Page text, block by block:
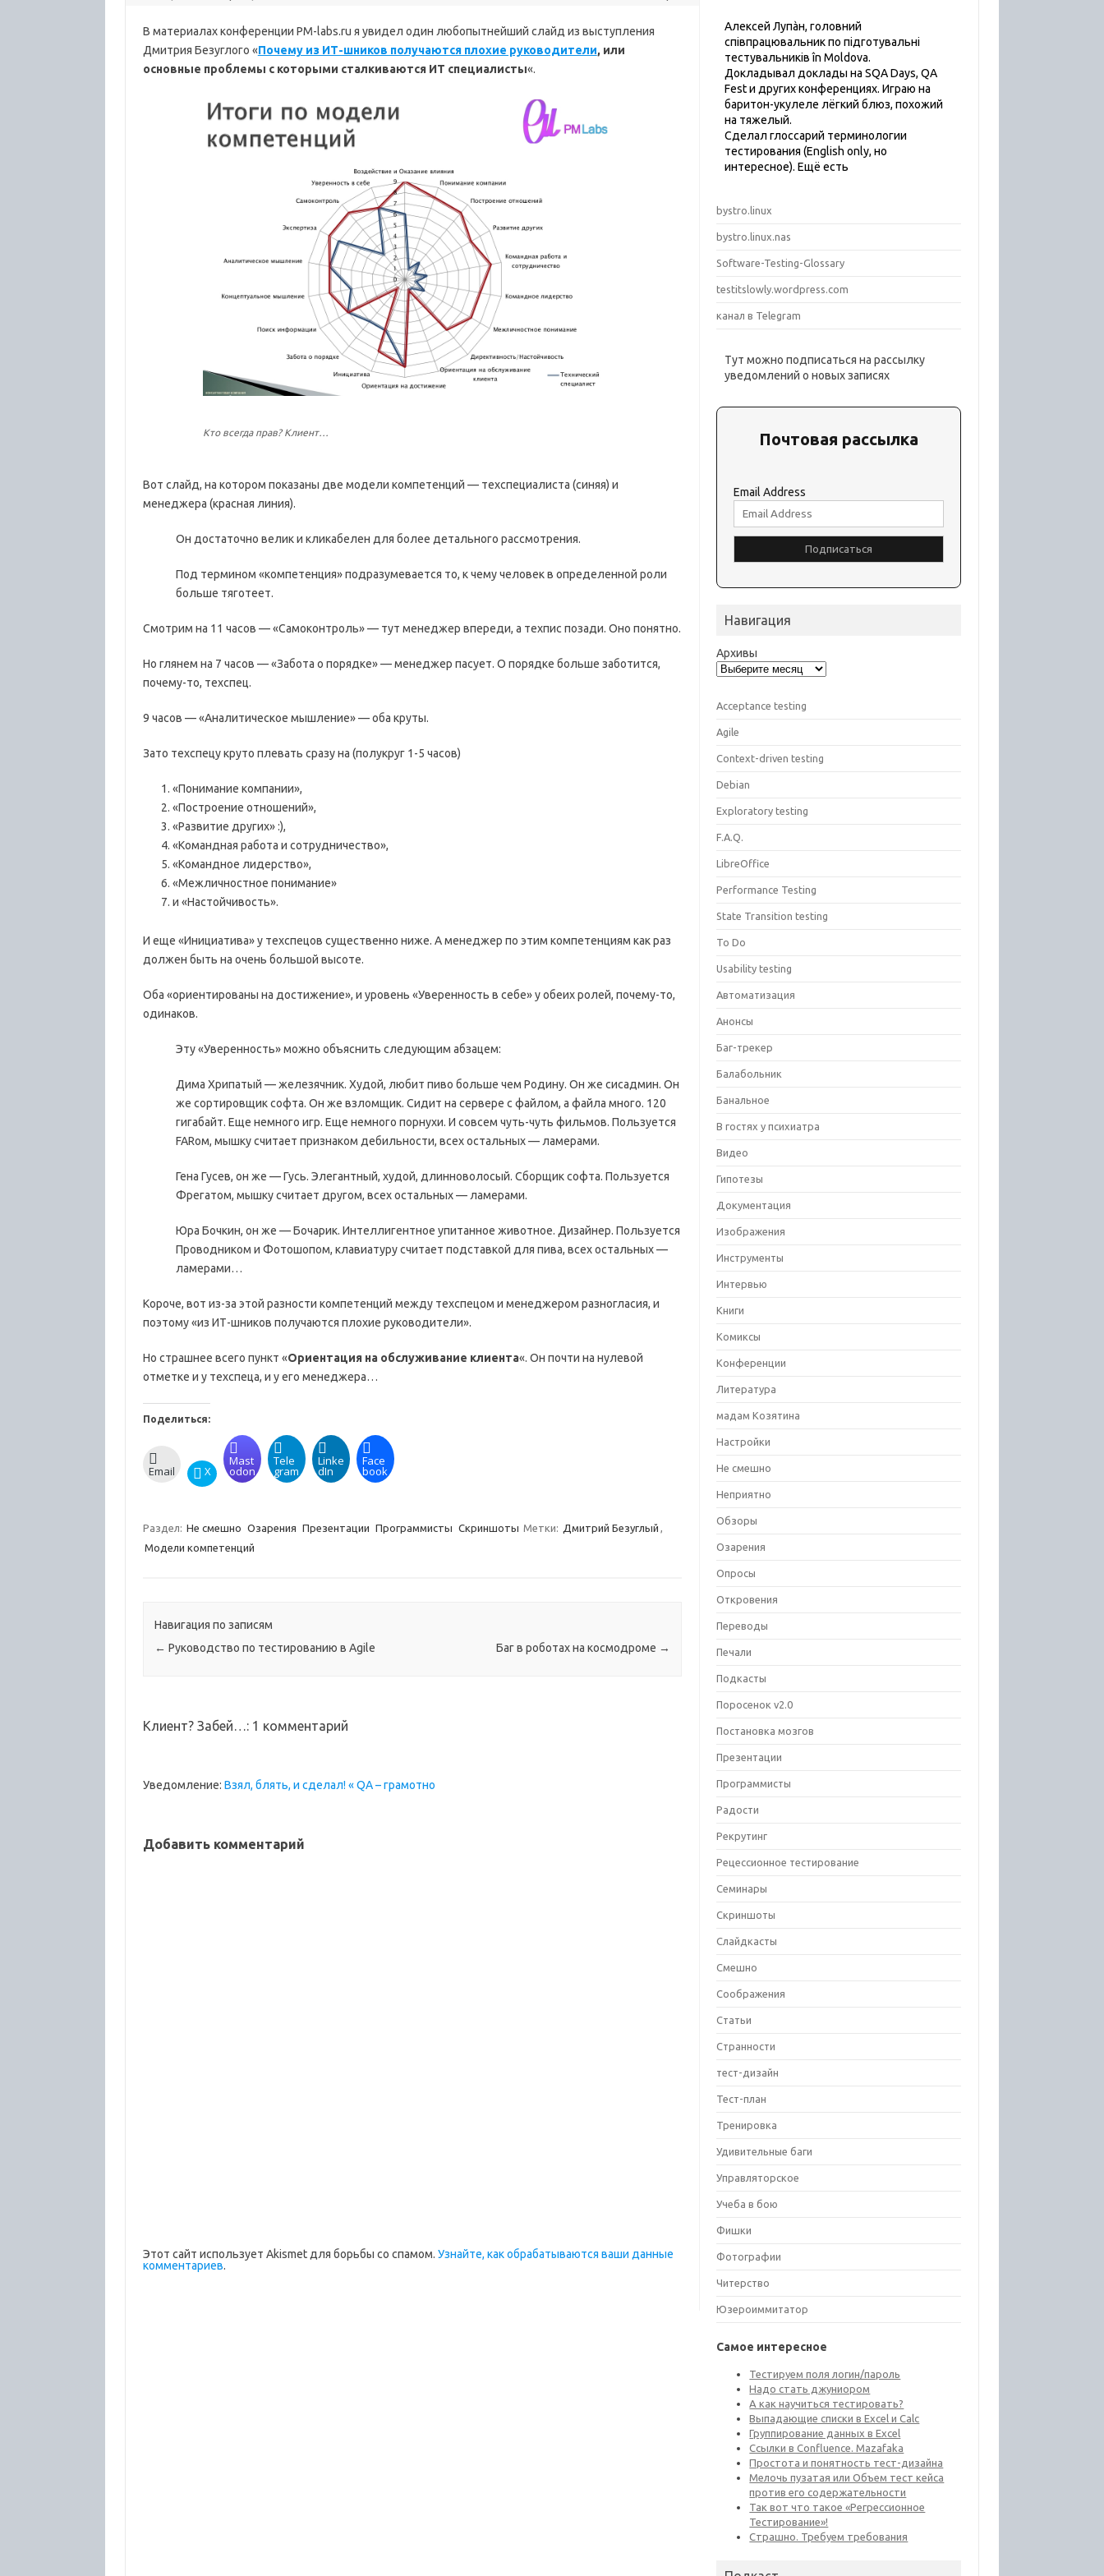
В материалах конференции PM-labs.ru я увидел один любопытнейший слайд из выступления
Дмитрия Безуглого «Почему из ИТ-шников получаются плохие руководители, или
основные проблемы с которыми сталкиваются ИТ специалисты«.
Кто всегда прав? Клиент…
Вот слайд, на котором показаны две модели компетенций — техспециалиста (синяя) и
менеджера (красная линия).
Он достаточно велик и кликабелен для более детального рассмотрения.
Под термином «компетенция» подразумевается то, к чему человек в определенной роли
больше тяготеет.
Смотрим на 11 часов — «Самоконтроль» — тут менеджер впереди, а техпис позади. Оно понятно.
Но глянем на 7 часов — «Забота о порядке» — менеджер пасует. О порядке больше заботится,
почему-то, техспец.
9 часов — «Аналитическое мышление» — оба круты.
Зато техспецу круто плевать сразу на (полукруг 1-5 часов)
«Понимание компании»,
«Построение отношений»,
«Развитие других» :),
«Командная работа и сотрудничество»,
«Командное лидерство»,
«Межличностное понимание»
и «Настойчивость».
И еще «Инициатива» у техспецов существенно ниже. А менеджер по этим компетенциям как раз
должен быть на очень большой высоте.
Оба «ориентированы на достижение», и уровень «Уверенность в себе» у обеих ролей, почему-то,
одинаков.
Эту «Уверенность» можно объяснить следующим абзацем:
Дима Хрипатый — железячник. Худой, любит пиво больше чем Родину. Он же сисадмин. Он
же сортировщик софта. Он же взломщик. Сидит на сервере с файлом, а файла много. 120
гигабайт. Еще немного игр. Еще немного порнухи. И совсем чуть-чуть фильмов. Пользуется
FARом, мышку считает признаком дебильности, всех остальных — ламерами.
Гена Гусев, он же — Гусь. Элегантный, худой, длинноволосый. Сборщик софта. Пользуется
Фрегатом, мышку считает другом, всех остальных — ламерами.
Юра Бочкин, он же — Бочарик. Интеллигентное упитанное животное. Дизайнер. Пользуется
Проводником и Фотошопом, клавиатуру считает подставкой для пива, всех остальных —
ламерами…
Короче, вот из-за этой разности компетенций между техспецом и менеджером разногласия, и
поэтому «из ИТ-шников получаются плохие руководители».
Но страшнее всего пункт «Ориентация на обслуживание клиента«. Он почти на нулевой
отметке и у техспеца, и у его менеджера…
Поделиться:
Email X
Mast
odon
Tele
gram
Linke
dIn
Face
book
Раздел: Не смешно Озарения Презентации Программисты Скриншоты Метки: Дмитрий Безуглый ,
Модели компетенций
Навигация по записям
← Руководство по тестированию в Agile Баг в роботах на космодроме →
Клиент? Забей…: 1 комментарий
Уведомление: Взял, блять, и сделал! « QA – грамотно
Добавить комментарий
Этот сайт использует Akismet для борьбы со спамом. Узнайте, как обрабатываются ваши данные
комментариев.
Алексей Лупàн, головний
спiвпрацювальник по підготувальні
тестувальників în Moldova.
Докладывал доклады на SQA Days, QA
Fest и других конференциях. Играю на
баритон-укулеле лёгкий блюз, похожий
на тяжелый.
Сделал глоссарий терминологии
тестирования (English only, но
интересное). Ещё есть
bystro.linux
bystro.linux.nas
Software-Testing-Glossary
testitslowly.wordpress.com
канал в Telegram
Тут можно подписаться на рассылку
уведомлений о новых записях
Почтовая рассылка
Email Address
Навигация
Архивы
Acceptance testing
Agile
Context-driven testing
Debian
Exploratory testing
F.A.Q.
LibreOffice
Performance Testing
State Transition testing
To Do
Usability testing
Автоматизация
Анонсы
Баг-трекер
Балабольник
Банальное
В гостях у психиатра
Видео
Гипотезы
Документация
Изображения
Инструменты
Интервью
Книги
Комиксы
Конференции
Литература
мадам Козятина
Настройки
Не смешно
Неприятно
Обзоры
Озарения
Опросы
Откровения
Переводы
Печали
Подкасты
Поросенок v2.0
Постановка мозгов
Презентации
Программисты
Радости
Рекрутинг
Рецессионное тестирование
Семинары
Скриншоты
Слайдкасты
Смешно
Соображения
Статьи
Странности
тест-дизайн
Тест-план
Тренировка
Удивительные баги
Управляторское
Учеба в бою
Фишки
Фотографии
Читерство
Юзероиммитатор
Самое интересное